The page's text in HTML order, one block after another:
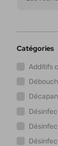
Catégories
Additifs